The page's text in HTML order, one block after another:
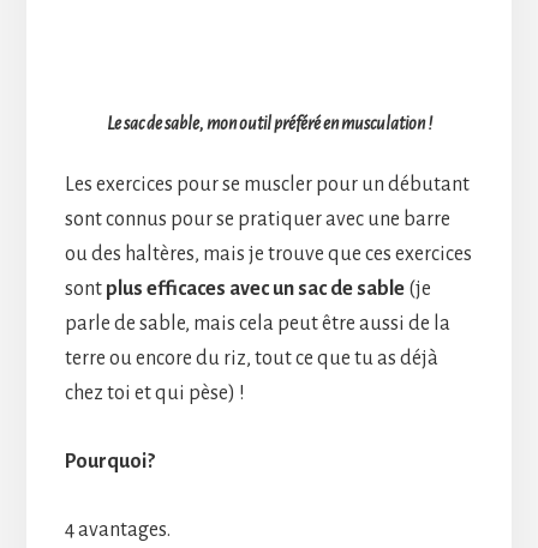
Le sac de sable, mon outil préféré en musculation !
Les exercices pour se muscler pour un débutant
sont connus pour se pratiquer avec une barre
ou des haltères, mais je trouve que ces exercices
sont plus efficaces avec un sac de sable(je
parle de sable, mais cela peut être aussi de la
terre ou encore du riz, tout ce que tu as déjà
chez toi et qui pèse) !
Pourquoi?
4 avantages.